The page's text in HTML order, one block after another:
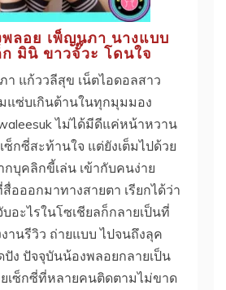
พลอย เพ็ญนภา นางแบบ
ก มินิ ขาวจั๊วะ โดนใจ
แก้ววลีสุข เน็ตไอดอลสาว
ซ่บเกินต้านในทุกมุมมอง
ไม่ได้มีดีแค่หน้าหวาน
ซ็กซี่สะท้านใจ แต่ยังเต็มไปด้วย
กบุคลิกขี้เล่น เข้ากับคนง่าย
อออกมาทางสายตา เรียกได้ว่า
อะไรในโซเชียลก็กลายเป็นที่
านรีวิว ถ่ายแบบ ไปจนถึงลุค
ง ปัจจุบันน้องพลอยกลายเป็น
เซ็กซี่ที่หลายคนติดตามไม่ขาด